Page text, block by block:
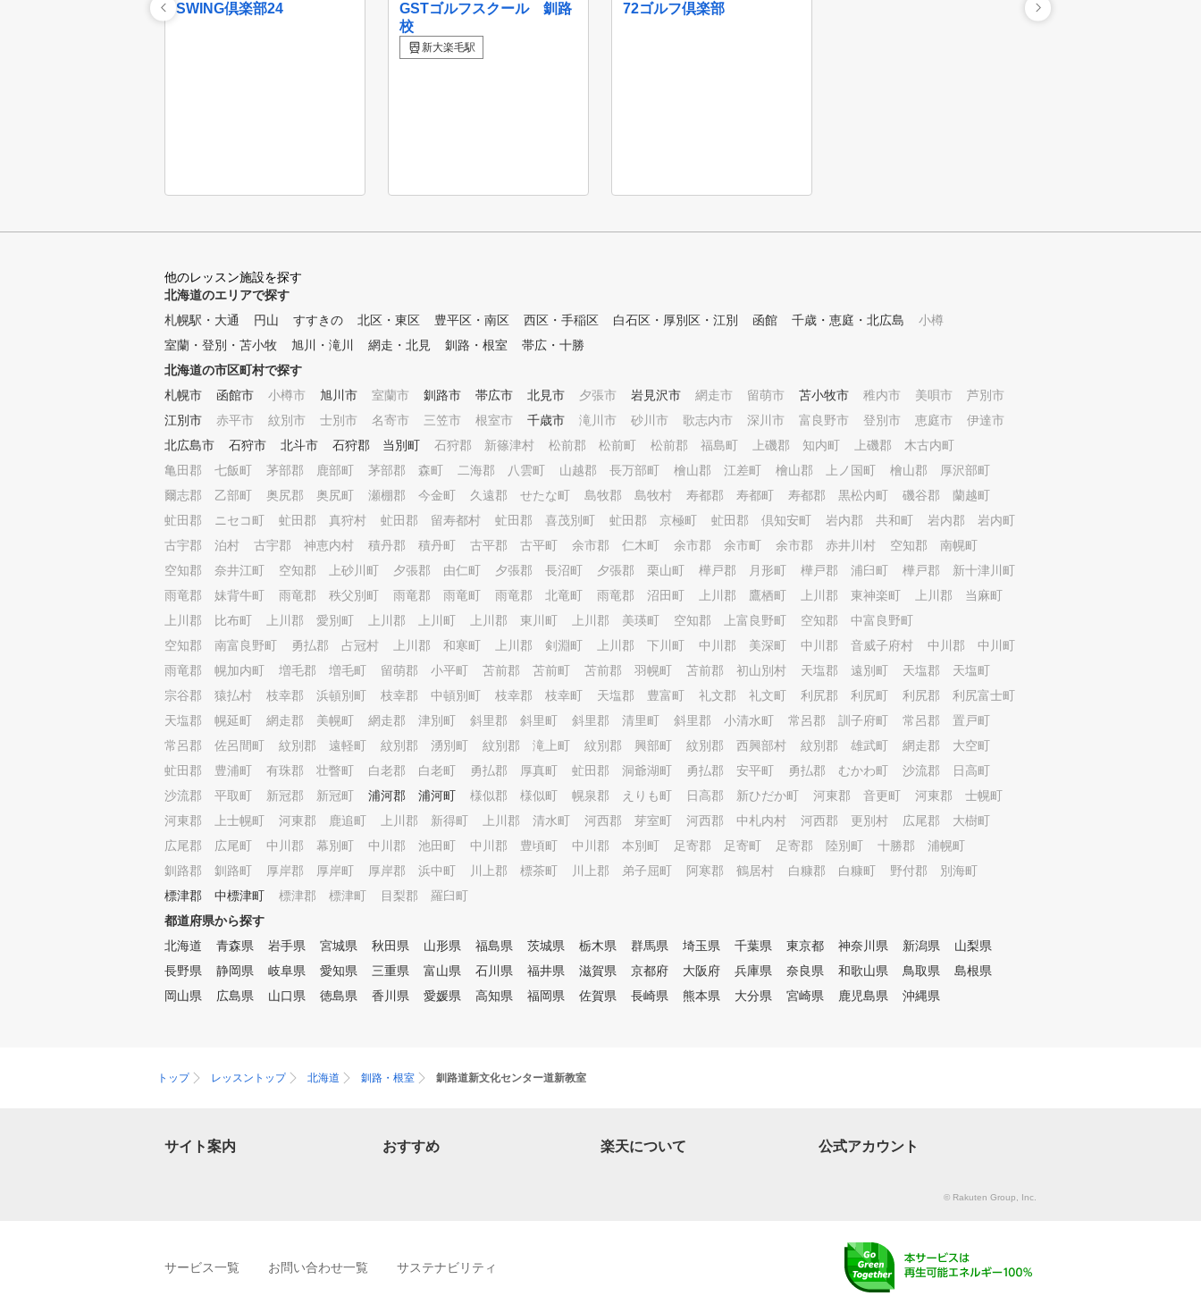
SWING倶楽部24
GSTゴルフスクール 釧路
校
新大楽毛駅
72ゴルフ倶楽部
他のレッスン施設を探す
北海道のエリアで探す
札幌駅・大通
円山 すすきの 北区・東区 豊平区・南区 西区・手稲区 白石区・厚別区・江別 函館 千歳・恵庭・北広島
小樽
室蘭・登別・苫小牧
旭川・滝川 網走・北見 釧路・根室
帯広・十勝
北海道の市区町村で探す
札幌市
函館市 小樽市 旭川市 室蘭市 釧路市 帯広市 北見市 夕張市 岩見沢市 網走市 留萌市 苫小牧市 稚内市 美唄市
芦別市
江別市
赤平市 紋別市 士別市 名寄市 三笠市 根室市 千歳市 滝川市 砂川市 歌志内市 深川市 富良野市 登別市 恵庭市
伊達市
北広島市
石狩市 北斗市 石狩郡 当別町 石狩郡 新篠津村 松前郡 松前町 松前郡 福島町 上磯郡 知内町
上磯郡 木古内町
亀田郡 七飯町
茅部郡 鹿部町 茅部郡 森町 二海郡 八雲町 山越郡 長万部町 檜山郡 江差町 檜山郡 上ノ国町
檜山郡 厚沢部町
爾志郡 乙部町
奥尻郡 奥尻町 瀬棚郡 今金町 久遠郡 せたな町 島牧郡 島牧村 寿都郡 寿都町 寿都郡 黒松内町
磯谷郡 蘭越町
虻田郡 ニセコ町
虻田郡 真狩村 虻田郡 留寿都村 虻田郡 喜茂別町 虻田郡 京極町 虻田郡 倶知安町 岩内郡 共和町
岩内郡 岩内町
古宇郡 泊村
古宇郡 神恵内村 積丹郡 積丹町 古平郡 古平町 余市郡 仁木町 余市郡 余市町 余市郡 赤井川村
空知郡 南幌町
空知郡 奈井江町
空知郡 上砂川町 夕張郡 由仁町 夕張郡 長沼町 夕張郡 栗山町 樺戸郡 月形町 樺戸郡 浦臼町
樺戸郡 新十津川町
雨竜郡 妹背牛町
雨竜郡 秩父別町 雨竜郡 雨竜町 雨竜郡 北竜町 雨竜郡 沼田町 上川郡 鷹栖町 上川郡 東神楽町
上川郡 当麻町
上川郡 比布町
上川郡 愛別町 上川郡 上川町 上川郡 東川町 上川郡 美瑛町 空知郡 上富良野町
空知郡 中富良野町
空知郡 南富良野町
勇払郡 占冠村 上川郡 和寒町 上川郡 剣淵町 上川郡 下川町 中川郡 美深町 中川郡 音威子府村
中川郡 中川町
雨竜郡 幌加内町
増毛郡 増毛町 留萌郡 小平町 苫前郡 苫前町 苫前郡 羽幌町 苫前郡 初山別村 天塩郡 遠別町
天塩郡 天塩町
宗谷郡 猿払村
枝幸郡 浜頓別町 枝幸郡 中頓別町 枝幸郡 枝幸町 天塩郡 豊富町 礼文郡 礼文町 利尻郡 利尻町
利尻郡 利尻富士町
天塩郡 幌延町
網走郡 美幌町 網走郡 津別町 斜里郡 斜里町 斜里郡 清里町 斜里郡 小清水町 常呂郡 訓子府町
常呂郡 置戸町
常呂郡 佐呂間町
紋別郡 遠軽町 紋別郡 湧別町 紋別郡 滝上町 紋別郡 興部町 紋別郡 西興部村 紋別郡 雄武町
網走郡 大空町
虻田郡 豊浦町
有珠郡 壮瞥町 白老郡 白老町 勇払郡 厚真町 虻田郡 洞爺湖町 勇払郡 安平町 勇払郡 むかわ町
沙流郡 日高町
沙流郡 平取町
新冠郡 新冠町 浦河郡 浦河町 様似郡 様似町 幌泉郡 えりも町 日高郡 新ひだか町 河東郡 音更町
河東郡 士幌町
河東郡 上士幌町
河東郡 鹿追町 上川郡 新得町 上川郡 清水町 河西郡 芽室町 河西郡 中札内村 河西郡 更別村
広尾郡 大樹町
広尾郡 広尾町
中川郡 幕別町 中川郡 池田町 中川郡 豊頃町 中川郡 本別町 足寄郡 足寄町 足寄郡 陸別町
十勝郡 浦幌町
釧路郡 釧路町
厚岸郡 厚岸町 厚岸郡 浜中町 川上郡 標茶町 川上郡 弟子屈町 阿寒郡 鶴居村 白糠郡 白糠町
野付郡 別海町
標津郡 中標津町
標津郡 標津町
目梨郡 羅臼町
都道府県から探す
北海道
青森県 岩手県 宮城県 秋田県 山形県 福島県 茨城県 栃木県 群馬県 埼玉県 千葉県 東京都 神奈川県 新潟県
山梨県
長野県
静岡県 岐阜県 愛知県 三重県 富山県 石川県 福井県 滋賀県 京都府 大阪府 兵庫県 奈良県 和歌山県 鳥取県
島根県
岡山県
広島県 山口県 徳島県 香川県 愛媛県 高知県 福岡県 佐賀県 長崎県 熊本県 大分県 宮崎県 鹿児島県 沖縄県
トップ レッスントップ 北海道 釧路・根室 釧路道新文化センター道新教室
サイト案内 おすすめ 楽天について 公式アカウント
© Rakuten Group, Inc.
サービス一覧 お問い合わせ一覧 サステナビリティ